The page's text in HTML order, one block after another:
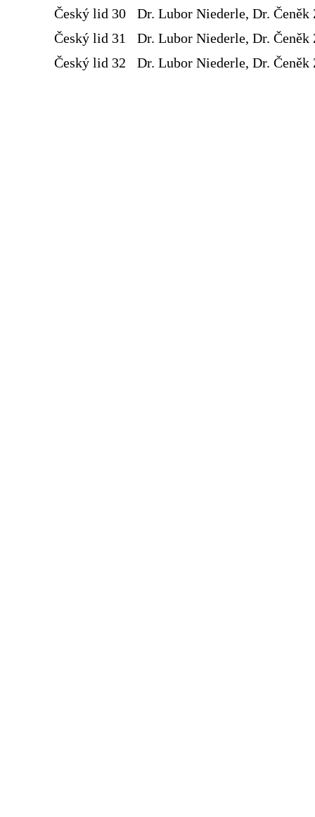
Český lid 30
Dr. Lubor Niederle, Dr. Čeněk
Český lid 31
Dr. Lubor Niederle, Dr. Čeněk
Český lid 32
Dr. Lubor Niederle, Dr. Čeněk